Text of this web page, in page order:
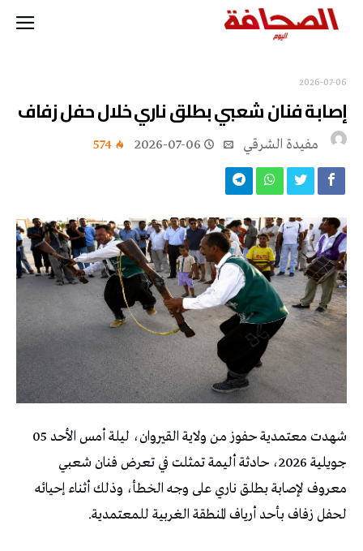
2026-07-06
إصابة فنان شعبي بطلق ناري خلال حفل زفاف
مفيدة الشرقي 2026-07-06
574
شهدت معتمدية حفوز من ولاية القيروان، ليلة أمس الأحد 05
جويلية 2026، حادثة أليمة تمثلت في تعرض فنان شعبي
معروف لإصابة بطلق ناري على وجه الخطأ، وذلك أثناء إحيائه
لحفل زفاف بأحد أرياف المنطقة الغربية للمعتمدية.